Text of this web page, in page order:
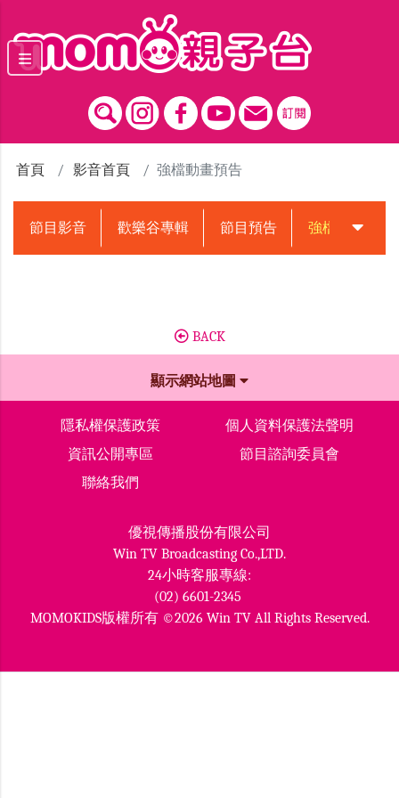
首頁 影音首頁 強檔動畫預告
節目影音 歡樂谷專輯 節目預告 強檔動畫預告
BACK
顯示網站地圖
隱私權保護政策
個人資料保護法聲明
資訊公開專區
節目諮詢委員會
聯絡我們
優視傳播股份有限公司
Win TV Broadcasting Co.,LTD.
24小時客服專線:
(02) 6601-2345
MOMOKIDS版權所有 ©2026 Win TV All Rights Reserved.